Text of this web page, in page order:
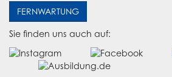
FERNWARTUNG
Sie finden uns auch auf: